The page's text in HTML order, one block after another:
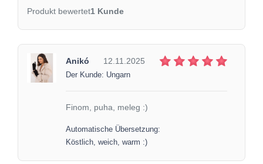
Produkt bewertet1 Kunde
Anikó 12.11.2025
Der Kunde: Ungarn
Finom, puha, meleg :)
Automatische Übersetzung:
Köstlich, weich, warm :)